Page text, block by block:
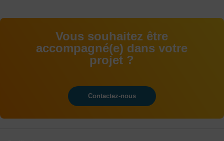
Vous souhaitez être
accompagné(e) dans votre
projet ?
Contactez-nous